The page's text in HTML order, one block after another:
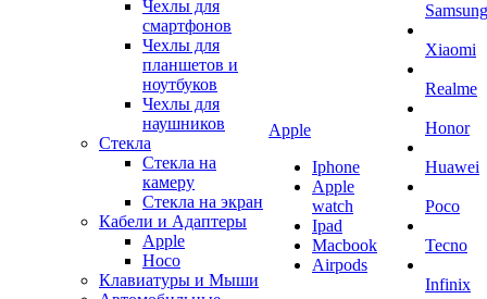
Чехлы для
смартфонов
Чехлы для
планшетов и
ноутбуков
Чехлы для
наушников
Стекла
Стекла на
камеру
Стекла на экран
Кабели и Адаптеры
Apple
Hoco
Клавиатуры и Мыши
Apple
Iphone
Apple
watch
Ipad
Macbook
Airpods
Samsung
Xiaomi
Realme
Honor
Huawei
Poco
Tecno
Infinix